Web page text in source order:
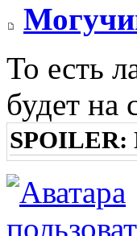
То есть
будет на
SPOILER: